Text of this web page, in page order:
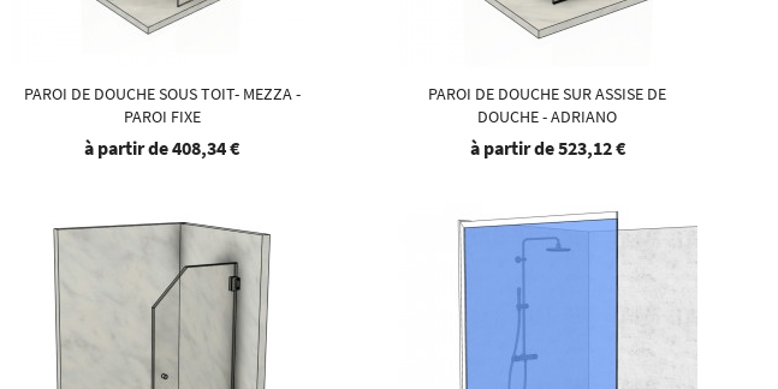
PAROI DE DOUCHE SOUS TOIT- MEZZA -
PAROI FIXE
à partir de408,34 €
PAROI DE DOUCHE SUR ASSISE DE
DOUCHE - ADRIANO
à partir de523,12 €